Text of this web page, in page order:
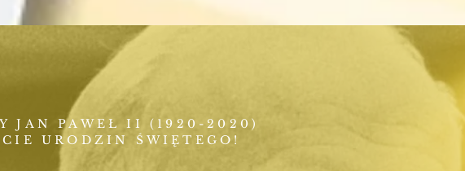
JAN PAWEŁ II (1920-2020)
URODZIN ŚWIĘTEGO!